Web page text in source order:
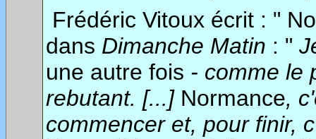
Frédéric Vitoux écrit : "
dans Dimanche Matin : "
une autre fois - comme le
rebutant. [...] Normance,
commencer et, pour finir,